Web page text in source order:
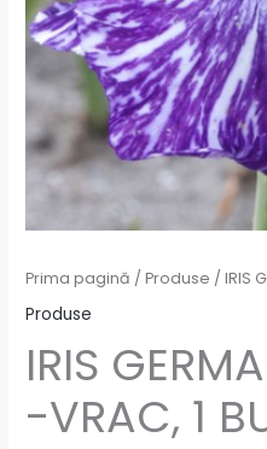
Prima pagină /Produse / IRIS
Produse
IRIS
-VRAC, 1